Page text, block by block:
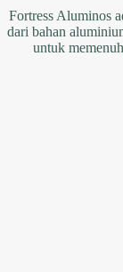
Fortress Aluminos
dari bahan
untuk